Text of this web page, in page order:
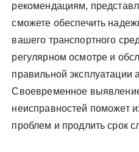
рекомендациям,
сможете обеспечить
вашего транспортного
регулярном осмотре и
правильной эксплуатации
Своевременное
неисправностей поможет
проблем и продлить срок